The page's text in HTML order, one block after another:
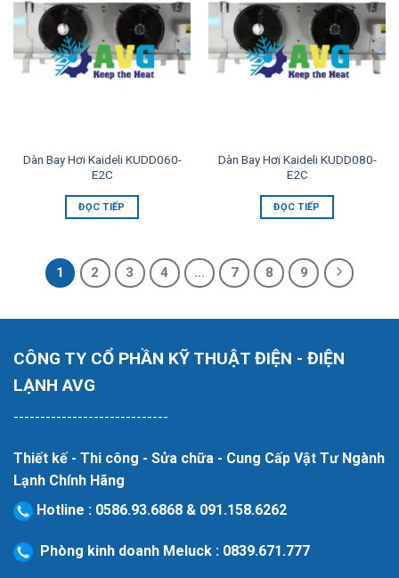
Dàn Bay Hơi Kaideli KUDD060-
E2C
ĐỌC TIẾP
Dàn Bay Hơi Kaideli KUDD080-
E2C
ĐỌC TIẾP
1 2 3 4 … 7 8 9
CÔNG TY CỔ PHẦN KỸ THUẬT ĐIỆN - ĐIỆN
LẠNH AVG
-----------------------------
Thiết kế - Thi công - Sửa chữa - Cung Cấp Vật Tư Ngành
Lạnh Chính Hãng
Hotline : 0586.93.6868 & 091.158.6262
Phòng kinh doanh Meluck : 0839.671.777